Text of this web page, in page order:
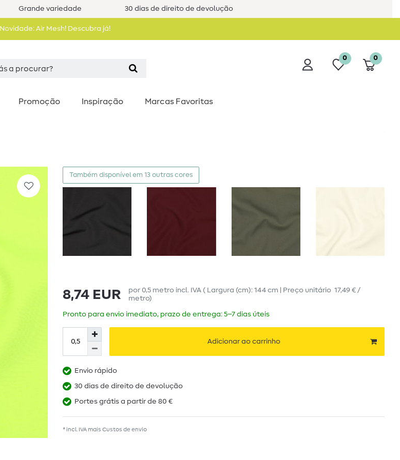
Grande variedade 30 dias de direito de devolução
Novidade: Air Mesh! Descubra já!
0 0
Promoção Inspiração Marcas Favoritas
Também disponível em 13 outras cores
8,74 EUR por 0,5 metro incl. IVA ( Largura (cm): 144 cm | Preço unitário 17,49 € /
metro)
Pronto para envio imediato, prazo de entrega: 5–7 dias úteis
Adicionar ao carrinho
Envio rápido
30 dias de direito de devolução
Portes grátis a partir de 80 €
* incl. IVA mais Custos de envio